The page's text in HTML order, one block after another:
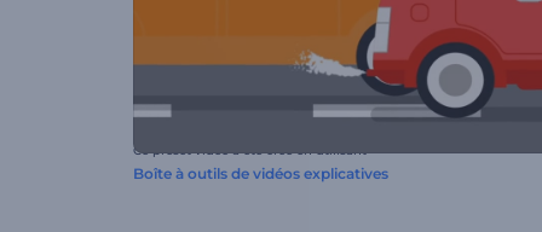
Ce preset vidéo a été créé en utilisant
Boîte à outils de vidéos explicatives